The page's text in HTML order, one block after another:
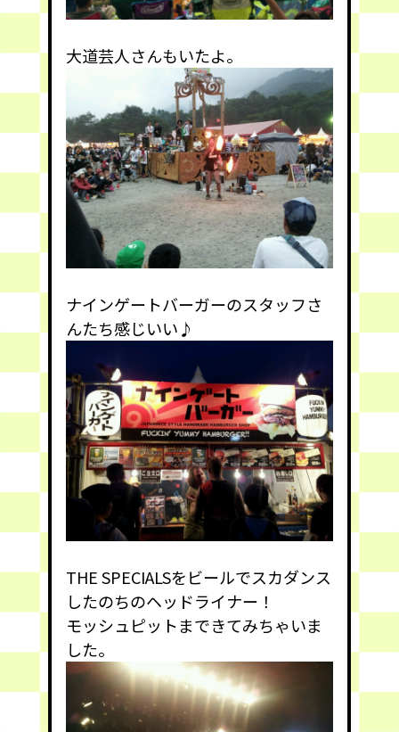
大道芸人さんもいたよ。
ナインゲートバーガーのスタッフさ
んたち感じいい♪
THE SPECIALSをビールでスカダンス
したのちのヘッドライナー！
モッシュピットまできてみちゃいま
した。